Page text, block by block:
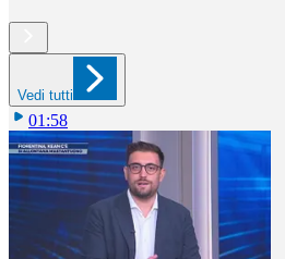
Vedi tutti
01:58